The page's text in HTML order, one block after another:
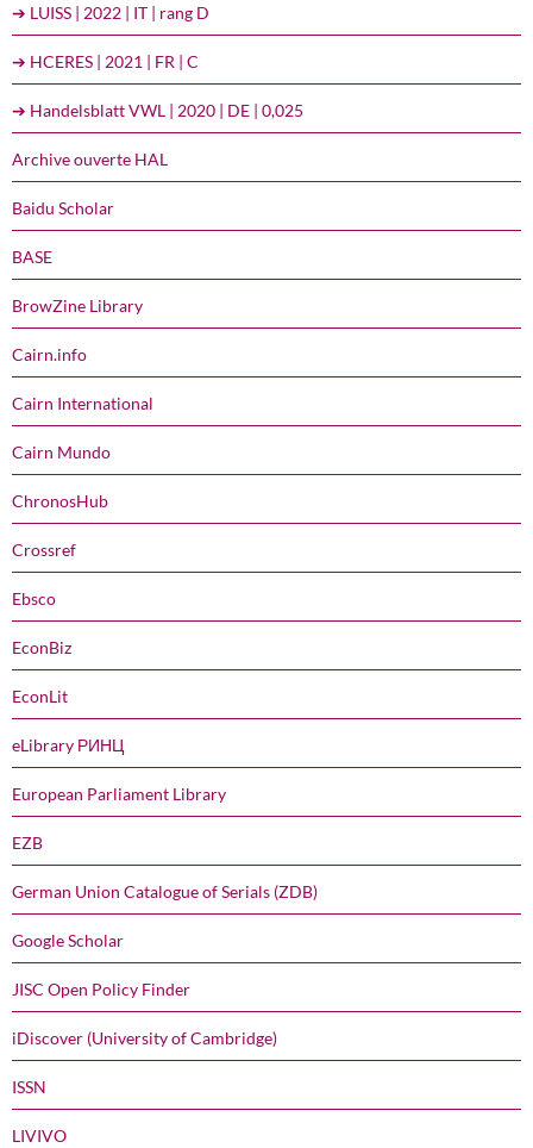
➔ LUISS | 2022 | IT | rang D
➔ HCERES | 2021 | FR | C
➔ Handelsblatt VWL | 2020 | DE | 0,025
Archive ouverte HAL
Baidu Scholar
BASE
BrowZine Library
Cairn.info
Cairn International
Cairn Mundo
ChronosHub
Crossref
Ebsco
EconBiz
EconLit
eLibrary РИНЦ
European Parliament Library
EZB
German Union Catalogue of Serials (ZDB)
Google Scholar
JISC Open Policy Finder
iDiscover (University of Cambridge)
ISSN
LIVIVO